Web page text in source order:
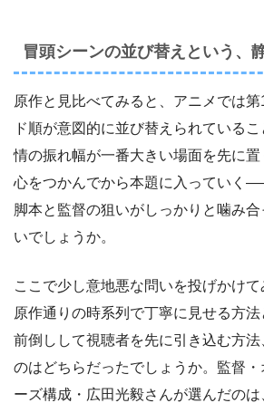
冒頭シーンの並び替えという、
原作と見比べてみると、アニメでは
ド順が意図的に並び替えられている
情の振れ幅が一番大きい場面を先に
心をつかんでから本題に入っていく
脚本と監督の狙いがしっかりと噛み
いでしょうか。
ここで少し意地悪な問いを投げかけ
原作通りの時系列で丁寧に見せる方
前倒しして視聴者を先に引き込む方
のはどちらだったでしょうか。監督・
ーズ構成・広田光毅さんが選んだの